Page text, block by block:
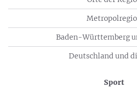
Baden-Württemberg
Deutschland und
Sport